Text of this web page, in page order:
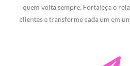
quem volta sempre. Fortaleça o
clientes e transforme cada um em